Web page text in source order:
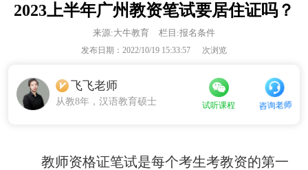
2023上半年广州教资笔试要居住证吗？
来源:大牛教育 栏目:报名条件
发布日期：2022/10/19 15:33:57 次浏览
飞飞老师
从教8年，汉语教育硕士 试听课程 咨询老师
教师资格证笔试是每个考生考教资的第一